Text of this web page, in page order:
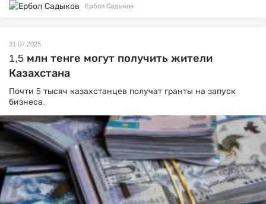
Ербол Садыков
31.07.2025
1,5 млн тенге могут получить жители
Казахстана
Почти 5 тысяч казахстанцев получат гранты на запуск
бизнеса.